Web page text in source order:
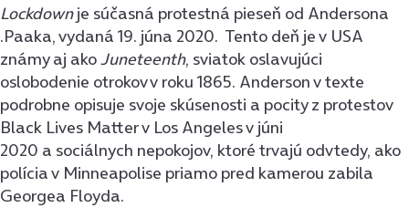
Lockdownje súčasná protestná pieseň od Andersona
.Paaka, vydaná 19. júna 2020. Tento deň je v USA
známy aj akoJuneteenth, sviatok oslavujúci
oslobodenie otrokov v roku 1865. Anderson v texte
podrobne opisuje svoje skúsenosti a pocity z protestov
Black Lives Matter v Los Angeles v júni
2020 a sociálnych nepokojov, ktoré trvajú odvtedy, ako
polícia v Minneapolise priamo pred kamerou zabila
Georgea Floyda.